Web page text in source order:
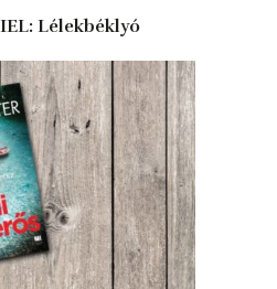
Lélekbéklyó